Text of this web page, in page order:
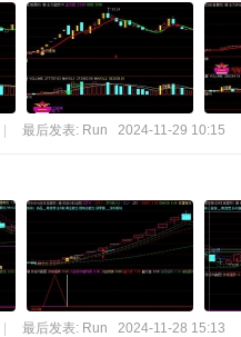
最后发表: Run 2024-11-29 10:15
最后发表: Run 2024-11-28 15:13